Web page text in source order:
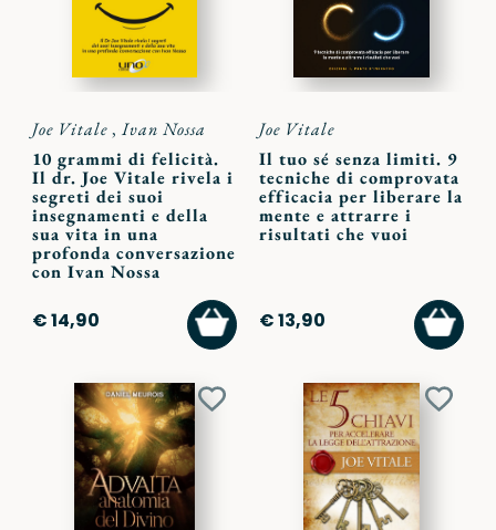
Joe Vitale, Ivan Nossa
10 grammi di felicità.
Il dr. Joe Vitale rivela i
segreti dei suoi
insegnamenti e della
sua vita in una
profonda conversazione
con Ivan Nossa
€ 14,90
AGGIUNGI
AL
CARRELLO
Joe Vitale
Il tuo sé senza limiti. 9
tecniche di comprovata
efficacia per liberare la
mente e attrarre i
risultati che vuoi
€ 13,90
AL
Aggiungi